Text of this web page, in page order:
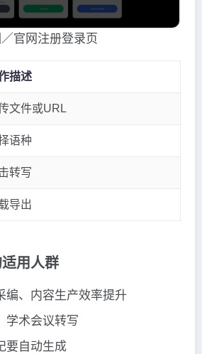
／官网注册登录页
描述
传文件或URL
语种
转写
导出
用人群
编、内容生产效率提升
学术会议转写
要自动生成